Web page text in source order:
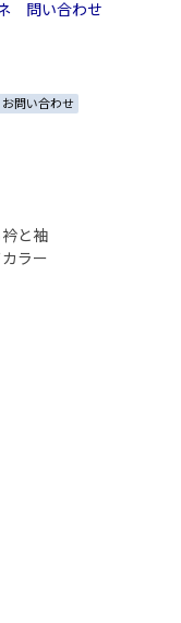
お問い合わせ
と袖
ラー